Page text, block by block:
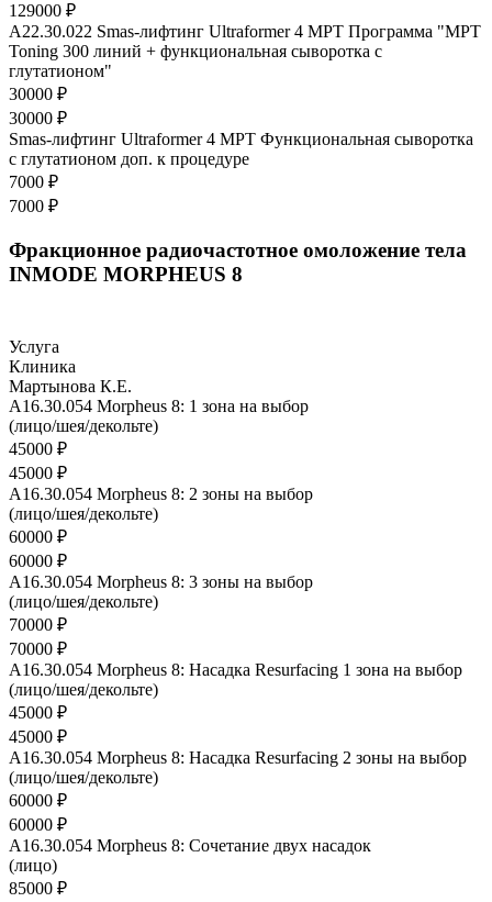
129000 ₽
A22.30.022 Smas-лифтинг Ultraformer 4 MРТ Программа "МPT
Toning 300 линий + функциональная сыворотка с
глутатионом"
30000 ₽
30000 ₽
Smas-лифтинг Ultraformer 4 MРТ Функциональная сыворотка
с глутатионом доп. к процедуре
7000 ₽
7000 ₽
Фракционное радиочастотное омоложение тела
INMODE MORPHEUS 8
Услуга
Клиника
Мартынова К.Е.
A16.30.054 Morpheus 8: 1 зона на выбор
(лицо/шея/декольте)
45000 ₽
45000 ₽
A16.30.054 Morpheus 8: 2 зоны на выбор
(лицо/шея/декольте)
60000 ₽
60000 ₽
A16.30.054 Morpheus 8: 3 зоны на выбор
(лицо/шея/декольте)
70000 ₽
70000 ₽
A16.30.054 Morpheus 8: Насадка Resurfacing 1 зона на выбор
(лицо/шея/декольте)
45000 ₽
45000 ₽
A16.30.054 Morpheus 8: Насадка Resurfacing 2 зоны на выбор
(лицо/шея/декольте)
60000 ₽
60000 ₽
A16.30.054 Morpheus 8: Сочетание двух насадок
(лицо)
85000 ₽